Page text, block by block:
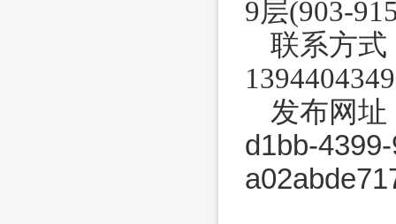
9层(903-
联系方式
发布网址
d1bb-